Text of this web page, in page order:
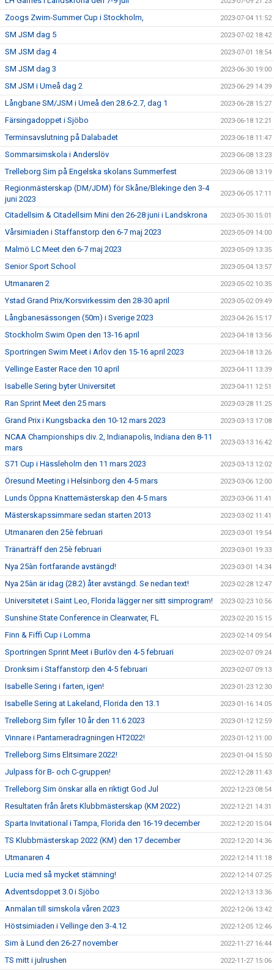
Zoogs Zwim-Summer Cup i Stockholm, 2023-07-04 11:52
SM JSM dag 5 2023-07-02 18:42
SM JSM dag 4 2023-07-01 18:54
SM JSM dag 3 2023-06-30 19:00
SM JSM i Umeå dag 2 2023-06-29 14:39
Långbane SM/JSM i Umeå den 28.6-2.7, dag 1 2023-06-28 15:27
Färsingadoppet i Sjöbo 2023-06-18 12:21
Terminsavslutning på Dalabadet 2023-06-18 11:47
Sommarsimskola i Anderslöv 2023-06-08 13:23
Trelleborg Sim på Engelska skolans Summerfest 2023-06-08 13:19
Regionmästerskap (DM/JDM) för Skåne/Blekinge den 3-4
juni 2023
2023-06-05 17:11
Citadellsim & Citadellsim Mini den 26-28 juni i Landskrona 2023-05-30 15:01
Vårsimiaden i Staffanstorp den 6-7 maj 2023 2023-05-09 14:00
Malmö LC Meet den 6-7 maj 2023 2023-05-09 13:35
Senior Sport School 2023-05-04 13:57
Utmanaren 2 2023-05-02 10:35
Ystad Grand Prix/Korsvirkessim den 28-30 april 2023-05-02 09:49
Långbanesässongen (50m) i Sverige 2023 2023-04-26 15:17
Stockholm Swim Open den 13-16 april 2023-04-18 13:56
Sportringen Swim Meet i Arlöv den 15-16 april 2023 2023-04-18 13:26
Vellinge Easter Race den 10 april 2023-04-11 13:39
Isabelle Sering byter Universitet 2023-04-11 12:51
Ran Sprint Meet den 25 mars 2023-03-28 11:25
Grand Prix i Kungsbacka den 10-12 mars 2023 2023-03-13 17:08
NCAA Championships div. 2, Indianapolis, Indiana den 8-11
mars
2023-03-13 16:42
S71 Cup i Hässleholm den 11 mars 2023 2023-03-13 12:02
Öresund Meeting i Helsinborg den 4-5 mars 2023-03-06 12:00
Lunds Öppna Knattemästerskap den 4-5 mars 2023-03-06 11:41
Mästerskapssimmare sedan starten 2013 2023-03-02 11:41
Utmanaren den 25è februari 2023-03-01 19:54
Tränarträff den 25è februari 2023-03-01 19:33
Nya 25àn fortfarande avstängd! 2023-03-01 14:34
Nya 25àn är idag (28.2) åter avstängd. Se nedan text! 2023-02-28 12:47
Universitetet i Saint Leo, Florida lägger ner sitt simprogram! 2023-02-23 10:56
Sunshine State Conference in Clearwater, FL 2023-02-20 15:15
Finn & Fiffi Cup i Lomma 2023-02-14 09:54
Sportringen Sprint Meet i Burlöv den 4-5 februari 2023-02-07 09:24
Dronksim i Staffanstorp den 4-5 februari 2023-02-07 09:13
Isabelle Sering i farten, igen! 2023-01-23 12:30
Isabelle Sering at Lakeland, Florida den 13.1 2023-01-16 14:05
Trelleborg Sim fyller 10 år den 11.6 2023 2023-01-12 12:59
Vinnare i Pantameradragningen HT2022! 2023-01-12 11:00
Trelleborg Sims Elitsimare 2022! 2023-01-04 15:50
Julpass för B- och C-gruppen! 2022-12-28 11:43
Trelleborg Sim önskar alla en riktigt God Jul 2022-12-23 08:54
Resultaten från årets Klubbmästerskap (KM 2022) 2022-12-21 14:31
Sparta Invitational i Tampa, Florida den 16-19 december 2022-12-20 15:04
TS Klubbmästerskap 2022 (KM) den 17 december 2022-12-20 14:36
Utmanaren 4 2022-12-14 11:18
Lucia med så mycket stämning! 2022-12-14 07:25
Adventsdoppet 3.0 i Sjöbo 2022-12-13 13:36
Anmälan till simskola våren 2023 2022-12-06 13:42
Höstsimiaden i Vellinge den 3-4.12 2022-12-05 12:46
Sim à Lund den 26-27 november 2022-11-27 16:44
TS mitt i julrushen 2022-11-27 15:06